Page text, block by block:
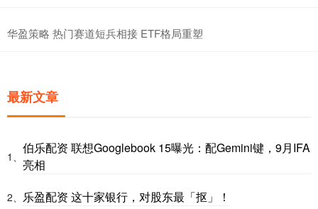
华盈策略 热门赛道短兵相接 ETF格局重塑
最新文章
1、
伯乐配资 联想Googlebook 15曝光：配Gemini键，9月IFA
亮相
2、 乐盈配资 这十家银行，对股东最「抠」！